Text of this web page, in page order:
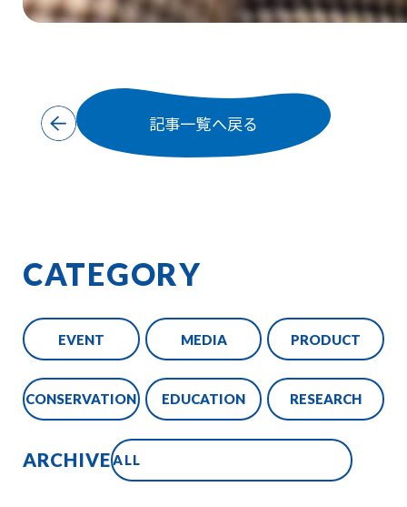
記事一覧へ戻る
CATEGORY
EVENT MEDIA PRODUCT
CONSERVATION EDUCATION RESEARCH
ARCHIVE